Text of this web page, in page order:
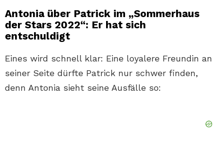
Antonia über Patrick im „Sommerhaus
der Stars 2022“: Er hat sich
entschuldigt
Eines wird schnell klar: Eine loyalere Freundin an
seiner Seite dürfte Patrick nur schwer finden,
denn Antonia sieht seine Ausfälle so: